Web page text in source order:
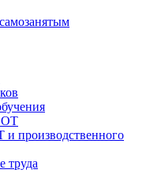
ОТ
производственного
труда